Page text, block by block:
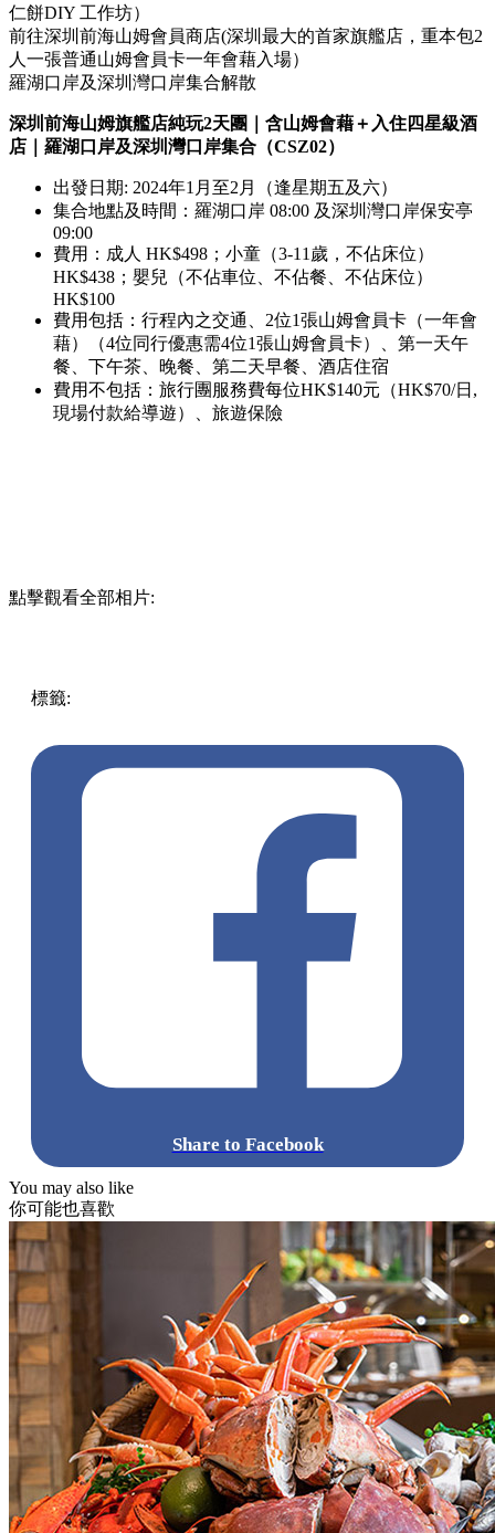
仁餅DIY 工作坊）
前往深圳前海山姆會員商店(深圳最大的首家旗艦店，重本包2
人一張普通山姆會員卡一年會藉入場）
羅湖口岸及深圳灣口岸集合解散
深圳前海山姆旗艦店純玩2天團｜含山姆會藉＋入住四星級酒
店｜羅湖口岸及深圳灣口岸集合（CSZ02）
出發日期: 2024年1月至2月（逢星期五及六）
集合地點及時間：羅湖口岸 08:00 及深圳灣口岸保安亭
09:00
費用：成人 HK$498；小童（3-11歲，不佔床位）
HK$438；嬰兒（不佔車位、不佔餐、不佔床位）
HK$100
費用包括：行程內之交通、2位1張山姆會員卡（一年會
藉）（4位同行優惠需4位1張山姆會員卡）、第一天午
餐、下午茶、晚餐、第二天早餐、酒店住宿
費用不包括：旅行團服務費每位HK$140元（HK$70/日,
現場付款給導遊）、旅遊保險
點擊觀看全部相片:
標籤:
Share to Facebook
You may also like
你可能也喜歡